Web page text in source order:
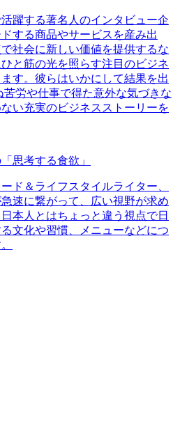
躍する著名人のインタビュー企
する商品やサービスを産み出
社会に新しい価値を提供するな
と筋の光を照らす注目のビジネ
す。彼らはいかにして結果を出
苦労や仕事で得た意外な気づきな
い充実のビジネスストーリーを
思考する食欲」
ド＆ライフスタイルライター、
速に繋がって、広い視野が求め
本人とはちょっと違う視点で日
文化や習慣、メニューなどにつ